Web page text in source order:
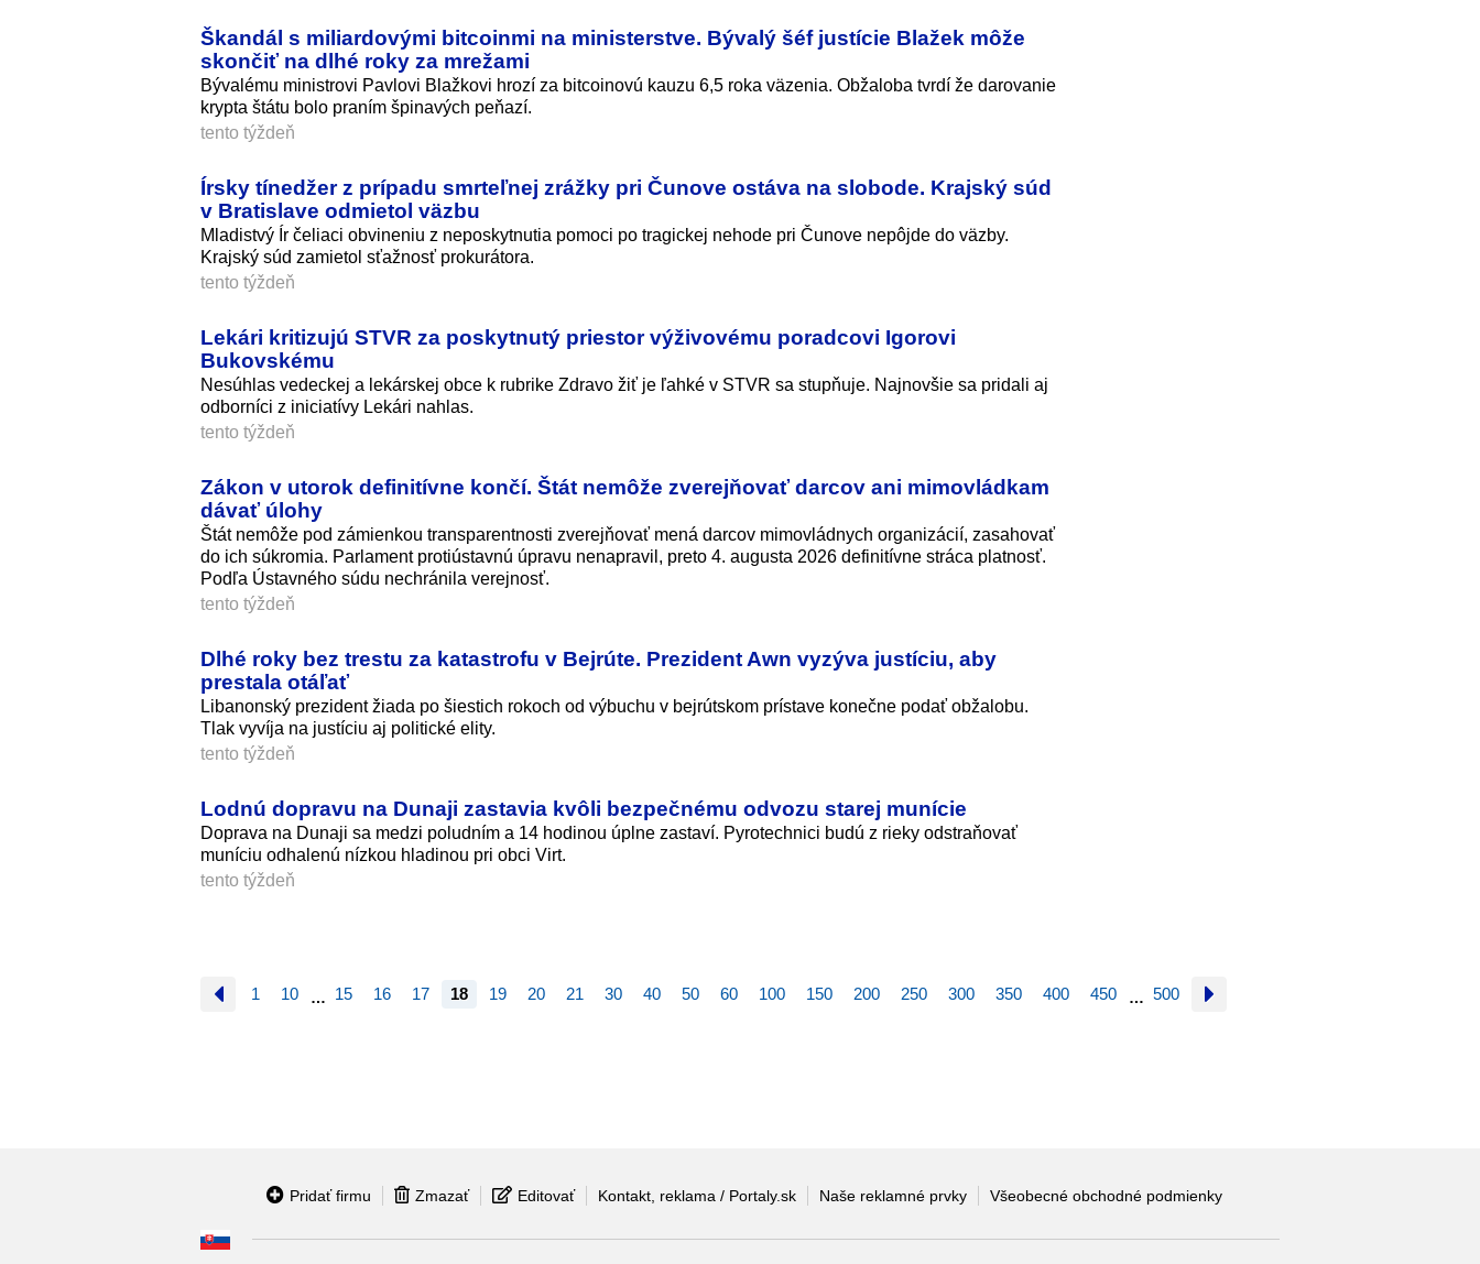
Škandál s miliardovými bitcoinmi na ministerstve. Bývalý šéf justície Blažek môže
skončiť na dlhé roky za mrežami
Bývalému ministrovi Pavlovi Blažkovi hrozí za bitcoinovú kauzu 6,5 roka väzenia. Obžaloba tvrdí že darovanie
krypta štátu bolo praním špinavých peňazí.
tento týždeň
Írsky tínedžer z prípadu smrteľnej zrážky pri Čunove ostáva na slobode. Krajský súd
v Bratislave odmietol väzbu
Mladistvý Ír čeliaci obvineniu z neposkytnutia pomoci po tragickej nehode pri Čunove nepôjde do väzby.
Krajský súd zamietol sťažnosť prokurátora.
tento týždeň
Lekári kritizujú STVR za poskytnutý priestor výživovému poradcovi Igorovi
Bukovskému
Nesúhlas vedeckej a lekárskej obce k rubrike Zdravo žiť je ľahké v STVR sa stupňuje. Najnovšie sa pridali aj
odborníci z iniciatívy Lekári nahlas.
tento týždeň
Zákon v utorok definitívne končí. Štát nemôže zverejňovať darcov ani mimovládkam
dávať úlohy
Štát nemôže pod zámienkou transparentnosti zverejňovať mená darcov mimovládnych organizácií, zasahovať
do ich súkromia. Parlament protiústavnú úpravu nenapravil, preto 4. augusta 2026 definitívne stráca platnosť.
Podľa Ústavného súdu nechránila verejnosť.
tento týždeň
Dlhé roky bez trestu za katastrofu v Bejrúte. Prezident Awn vyzýva justíciu, aby
prestala otáľať
Libanonský prezident žiada po šiestich rokoch od výbuchu v bejrútskom prístave konečne podať obžalobu.
Tlak vyvíja na justíciu aj politické elity.
tento týždeň
Lodnú dopravu na Dunaji zastavia kvôli bezpečnému odvozu starej munície
Doprava na Dunaji sa medzi poludním a 14 hodinou úplne zastaví. Pyrotechnici budú z rieky odstraňovať
muníciu odhalenú nízkou hladinou pri obci Virt.
tento týždeň
1 10 … 15 16 17 18 19 20 21 30 40 50 60 100 150 200 250 300 350 400 450 … 500
Pridať firmu Zmazať Editovať Kontakt, reklama / Portaly.sk Naše reklamné prvky Všeobecné obchodné podmienky